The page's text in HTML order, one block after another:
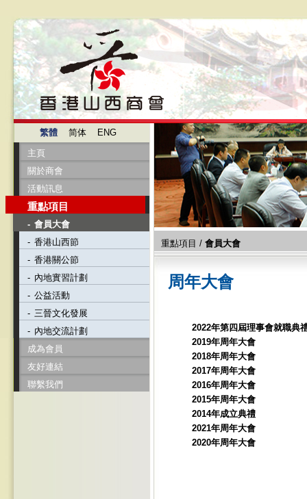
繁體 简体
ENG
主頁
關於商會
活動訊息
重點項目
- 會員大會
- 香港山西節
- 香港關公節
- 內地實習計劃
- 公益活動
- 三晉文化發展
- 內地交流計劃
成為會員
友好連結
聯繫我們
重點項目 / 會員大會
周年大會
2022年第四屆理事會就職典
2019年周年大會
2018年周年大會
2017年周年大會
2016年周年大會
2015年周年大會
2014年成立典禮
2021年周年大會
2020年周年大會